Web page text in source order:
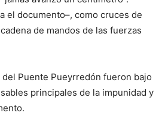
el documento–, como cruces de
de mandos de las fuerzas
Puente Pueyrredón fueron bajo
principales de la impunidad y